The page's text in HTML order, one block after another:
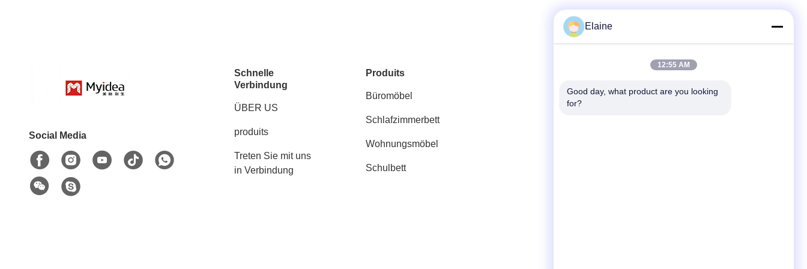
Social Media
Schnelle
Verbindung
ÜBER US
produits
Treten Sie mit uns
in Verbindung
Produits
Büromöbel
Schlafzimmerbett
Wohnungsmöbel
Schulbett
Schnelle Kontaktaufnahme
Telefon
Elaine
12:55 AM
Good day, what product are you looking
for?